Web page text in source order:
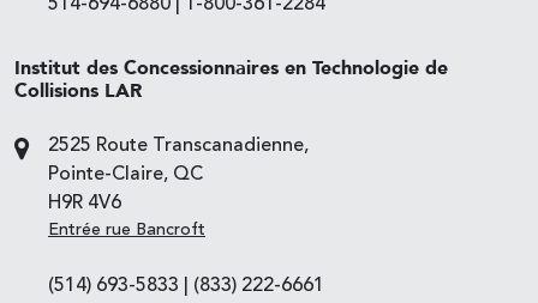
514-694-6880 1-800-361-2284
Institut des Concessionnaires en Technologie de
Collisions LAR
2525 Route Transcanadienne,
Pointe-Claire, QC
H9R 4V6
Entrée rue Bancroft
(514) 693-5833 (833) 222-6661